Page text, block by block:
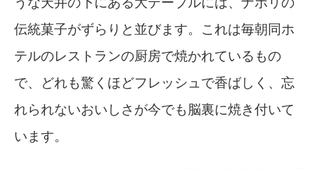
伝統菓子がずらりと並びます。これは毎朝同ホ
テルのレストランの厨房で焼かれているもの
で、どれも驚くほどフレッシュで香ばしく、忘
れられないおいしさが今でも脳裏に焼き付いて
います。